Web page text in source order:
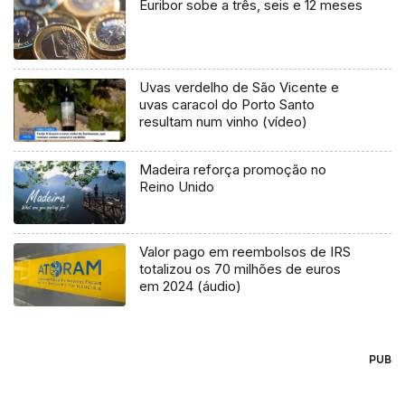
Euribor sobe a três, seis e 12 meses
Uvas verdelho de São Vicente e
uvas caracol do Porto Santo
resultam num vinho (vídeo)
Madeira reforça promoção no
Reino Unido
Valor pago em reembolsos de IRS
totalizou os 70 milhões de euros
em 2024 (áudio)
PUB